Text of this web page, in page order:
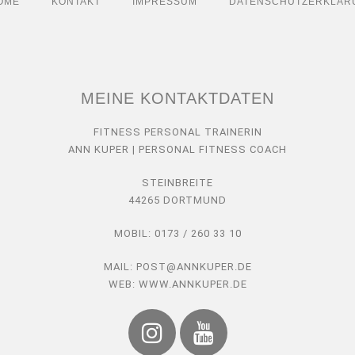
MEINE KONTAKTDATEN
FITNESS PERSONAL TRAINERIN
ANN KUPER | PERSONAL FITNESS COACH
STEINBREITE
44265 DORTMUND
MOBIL: 0173 / 260 33 10
MAIL: POST@ANNKUPER.DE
WEB: WWW.ANNKUPER.DE